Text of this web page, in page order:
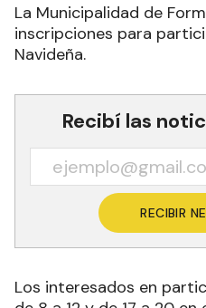
La Municipalidad de
inscripciones para
Navideña.
Recibí las
RECIBIR
Los interesados en